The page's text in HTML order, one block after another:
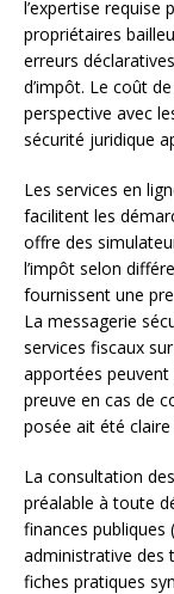
l’expertise
propriétaires
erreurs
d’impôt. Le coût
perspective avec
sécurité juridique
Les services en
facilitent les
offre des
l’impôt selon
fournissent une
La messagerie
services fiscaux
apportées
preuve en cas de
posée ait été
La consultation
préalable à toute
finances publiques
administrative des
fiches pratiques